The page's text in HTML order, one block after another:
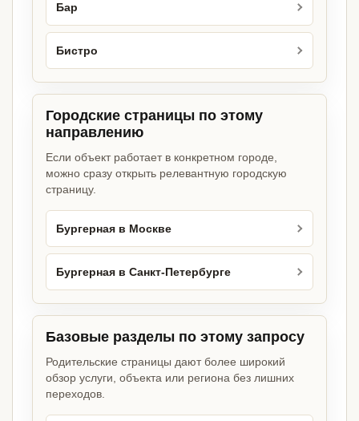
Бар
Бистро
Городские страницы по этому
направлению
Если объект работает в конкретном городе,
можно сразу открыть релевантную городскую
страницу.
Бургерная в Москве
Бургерная в Санкт-Петербурге
Базовые разделы по этому запросу
Родительские страницы дают более широкий
обзор услуги, объекта или региона без лишних
переходов.